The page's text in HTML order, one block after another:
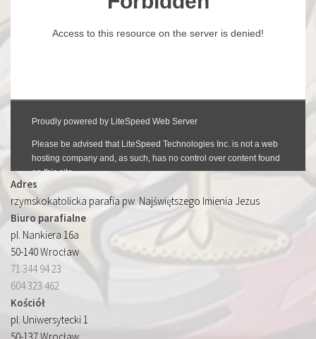
Adres
rzymskokatolicka parafia pw. Najświętszego Imienia Jezus
Biuro parafialne
pl. Nankiera 16a
50-140 Wrocław
71 344 94 23
604 323 462
Kościół
pl. Uniwersytecki 1